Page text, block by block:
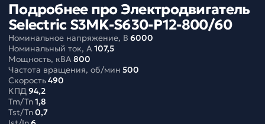
Подробнее про Электродвигатель
Selectric S3MK-S630-P12-800/60
Номинальное напряжение, В 6000
Номинальный ток, A107,5
Мощность, кВА800
Частота вращения, об/мин 500
Скорость490
КПД94,2
Tm/Tn1,8
Tst/Tn0,7